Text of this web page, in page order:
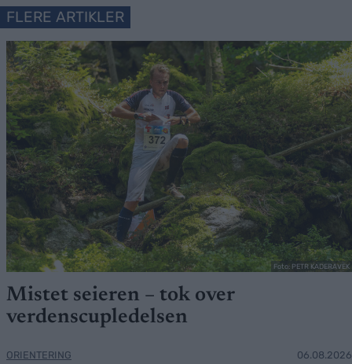
FLERE ARTIKLER
Foto: PETR KADERAVEK
Mistet seieren – tok over
verdenscupledelsen
ORIENTERING 06.08.2026